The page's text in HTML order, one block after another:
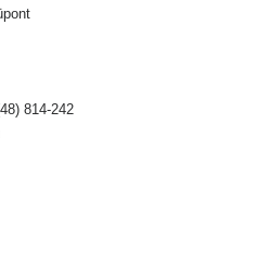
814-242